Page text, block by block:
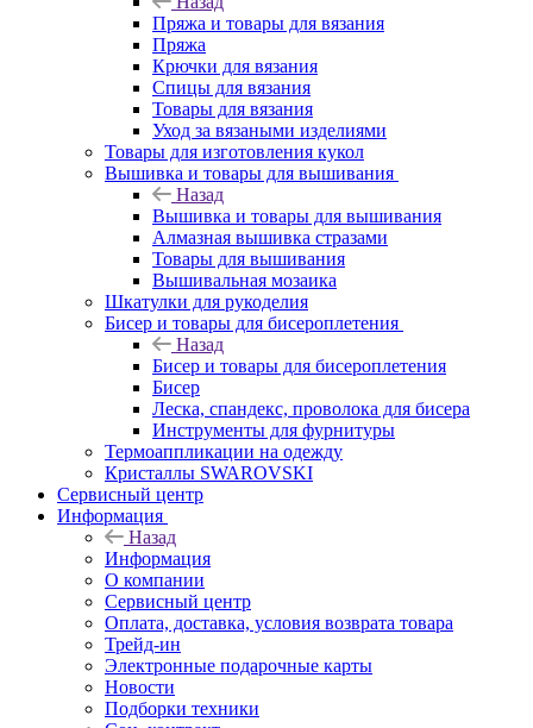
Пряжа и товары для вязания
Пряжа
Крючки для вязания
Спицы для вязания
Товары для вязания
Уход за вязаными изделиями
Товары для изготовления кукол
Вышивка и товары для вышивания
Назад
Вышивка и товары для вышивания
Алмазная вышивка стразами
Товары для вышивания
Вышивальная мозаика
Шкатулки для рукоделия
Бисер и товары для бисероплетения
Назад
Бисер и товары для бисероплетения
Бисер
Леска, спандекс, проволока для бисера
Инструменты для фурнитуры
Термоаппликации на одежду
Кристаллы SWAROVSKI
Сервисный центр
Информация
Назад
Информация
О компании
Сервисный центр
Оплата, доставка, условия возврата товара
Трейд-ин
Электронные подарочные карты
Новости
Подборки техники